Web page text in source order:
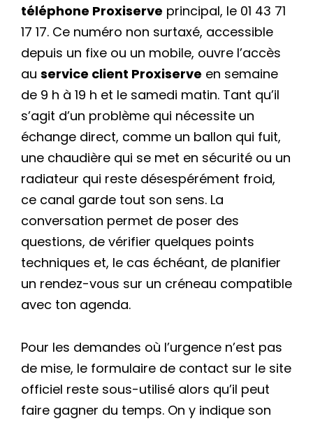
téléphone Proxiserve principal, le 01 43 71
17 17. Ce numéro non surtaxé, accessible
depuis un fixe ou un mobile, ouvre l’accès
au service client Proxiserve en semaine
de 9 h à 19 h et le samedi matin. Tant qu’il
s’agit d’un problème qui nécessite un
échange direct, comme un ballon qui fuit,
une chaudière qui se met en sécurité ou un
radiateur qui reste désespérément froid,
ce canal garde tout son sens. La
conversation permet de poser des
questions, de vérifier quelques points
techniques et, le cas échéant, de planifier
un rendez-vous sur un créneau compatible
avec ton agenda.
Pour les demandes où l’urgence n’est pas
de mise, le formulaire de contact sur le site
officiel reste sous-utilisé alors qu’il peut
faire gagner du temps. On y indique son